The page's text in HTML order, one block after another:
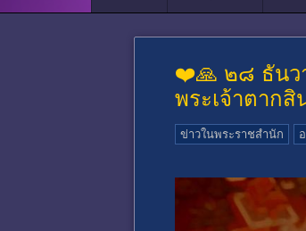
❤️🙏 ๒๘ ธันว
พระเจ้าตาก
ข่าวในพระราชสำนัก